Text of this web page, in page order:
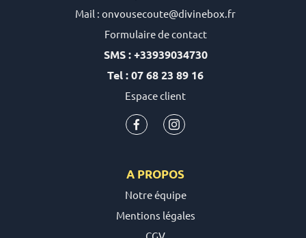
Mail : onvousecoute@divinebox.fr
Formulaire de contact
SMS : +33939034730
Tel : 07 68 23 89 16
Espace client
A PROPOS
Notre équipe
Mentions légales
CGV